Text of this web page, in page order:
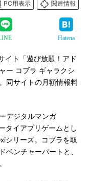
PC用表示
関連情報
Hatena
イト「遊び放題！アド
ー コブラ ギャラクシ
同サイトの月額情報料
デジタルマンガ
タイアプリゲームとし
シリーズ。コブラを取
ベンチャーパートと、